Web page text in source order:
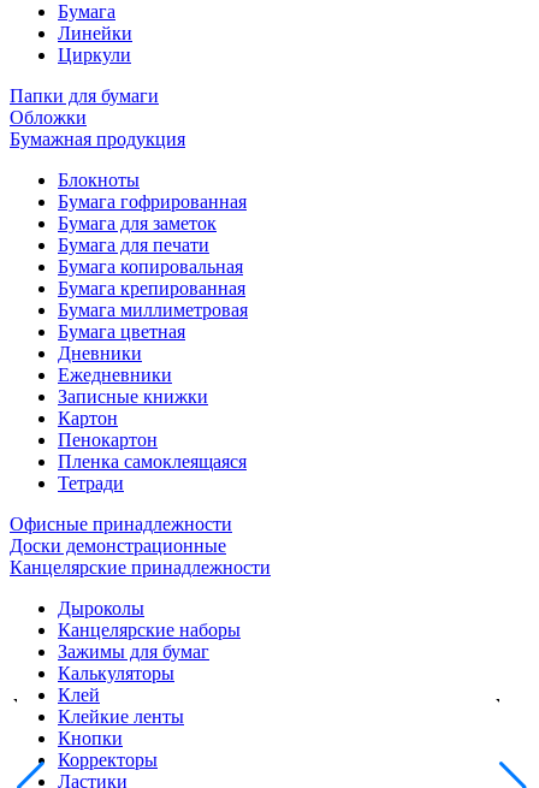
Бумага
Линейки
Циркули
Папки для бумаги
Обложки
Бумажная продукция
Блокноты
Бумага гофрированная
Бумага для заметок
Бумага для печати
Бумага копировальная
Бумага крепированная
Бумага миллиметровая
Бумага цветная
Дневники
Ежедневники
Записные книжки
Картон
Пенокартон
Пленка самоклеящаяся
Тетради
Офисные принадлежности
Доски демонстрационные
Канцелярские принадлежности
Дыроколы
Канцелярские наборы
Зажимы для бумаг
Калькуляторы
Клей
Клейкие ленты
Кнопки
Корректоры
Ластики